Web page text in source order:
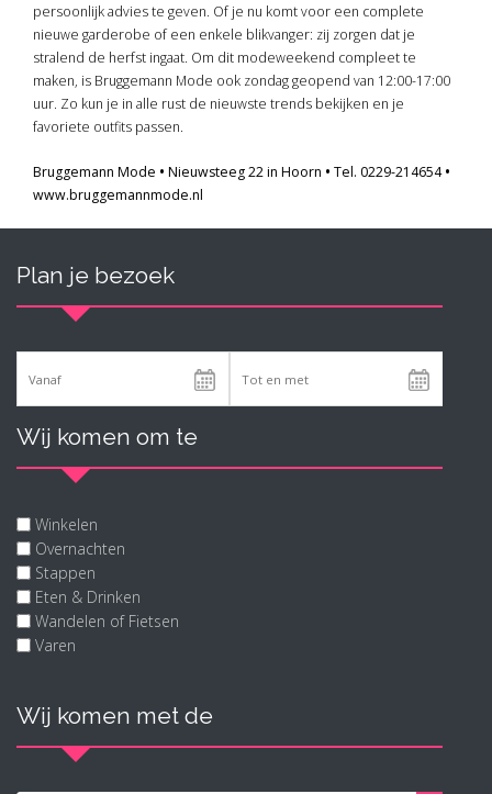
persoonlijk advies te geven. Of je nu komt voor een complete
nieuwe garderobe of een enkele blikvanger: zij zorgen dat je
stralend de herfst ingaat. Om dit modeweekend compleet te
maken, is Bruggemann Mode ook zondag geopend van 12:00-17:00
uur. Zo kun je in alle rust de nieuwste trends bekijken en je
favoriete outfits passen.
Bruggemann Mode • Nieuwsteeg 22 in Hoorn • Tel. 0229-214654•
www.bruggemannmode.nl
Plan je bezoek
Wij komen om te
Winkelen
Overnachten
Stappen
Eten & Drinken
Wandelen of Fietsen
Varen
Wij komen met de